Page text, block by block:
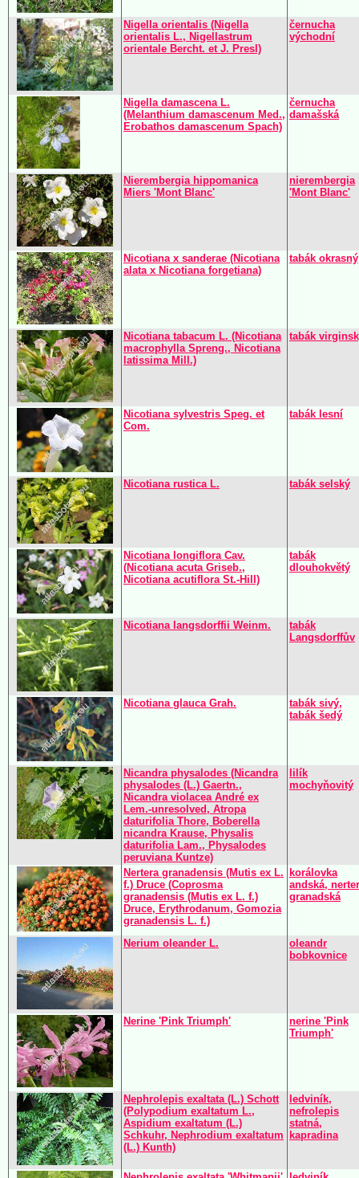
Nigella orientalis (Nigella
orientalis L., Nigellastrum
orientale Bercht. et J. Presl)
černucha
východní
Nigella damascena L.
(Melanthium damascenum Med.,
Erobathos damascenum Spach)
černucha
damašská
Nierembergia hippomanica
Miers 'Mont Blanc'
nierembergia
'Mont Blanc'
Nicotiana x sanderae (Nicotiana
alata x Nicotiana forgetiana)
tabák okrasný
Nicotiana tabacum L. (Nicotiana
macrophylla Spreng., Nicotiana
latissima Mill.)
tabák
Nicotiana sylvestris Speg. et
Com.
tabák lesní
Nicotiana rustica L. tabák selský
Nicotiana longiflora Cav.
(Nicotiana acuta Griseb.,
Nicotiana acutiflora St.-Hill)
tabák
dlouhokvětý
Nicotiana langsdorffii Weinm.
tabák
Langsdorffův
Nicotiana glauca Grah.
tabák sivý,
tabák šedý
Nicandra physalodes (Nicandra
physalodes (L.) Gaertn.,
Nicandra violacea André ex
Lem.-unresolved, Atropa
daturifolia Thore, Boberella
nicandra Krause, Physalis
daturifolia Lam., Physalodes
peruviana Kuntze)
lilík
mochyňovitý
Nertera granadensis (Mutis ex L.
f.) Druce (Coprosma
granadensis (Mutis ex L. f.)
Druce, Erythrodanum, Gomozia
granadensis L. f.)
korálovka
andská,
granadská
Nerium oleander L.
oleandr
bobkovnice
Nerine 'Pink Triumph'
nerine 'Pink
Triumph'
Nephrolepis exaltata (L.) Schott
(Polypodium exaltatum L.,
Aspidium exaltatum (L.)
Schkuhr, Nephrodium exaltatum
(L.) Kunth)
ledviník,
nefrolepis
statná,
kapradina